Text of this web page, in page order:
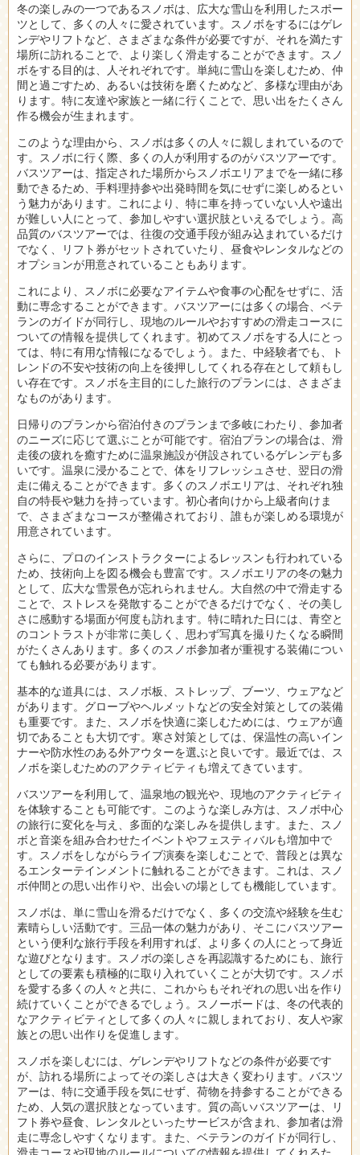
冬の楽しみの一つであるスノボは、広大な雪山を利用したスポー
ツとして、多くの人々に愛されています。 スノボをするにはゲレ
ンデやリフトなど、さまざまな条件が必要ですが、それを満たす
場所に訪れることで、より楽しく滑走することができます。スノ
ボをする目的は、人それぞれです。単純に雪山を楽しむため、仲
間と過ごすため、あるいは技術を磨くためなど、多様な理由があ
ります。特に友達や家族と一緒に行くことで、思い出をたくさん
作る機会が生まれます。
このような理由から、スノボは多くの人々に親しまれているので
す。スノボに行く際、多くの人が利用するのがバスツアーです。
バスツアーは、指定された場所からスノボエリアまでを一緒に移
動できるため、手料理持参や出発時間を気にせずに楽しめるとい
う魅力があります。これにより、特に車を持っていない人や遠出
が難しい人にとって、参加しやすい選択肢といえるでしょう。高
品質のバスツアーでは、往復の交通手段が組み込まれているだけ
でなく、リフト券がセットされていたり、昼食やレンタルなどの
オプションが用意されていることもあります。
これにより、スノボに必要なアイテムや食事の心配をせずに、活
動に専念することができます。バスツアーには多くの場合、ベテ
ランのガイドが同行し、現地のルールやおすすめの滑走コースに
ついての情報を提供してくれます。初めてスノボをする人にとっ
ては、特に有用な情報になるでしょう。また、中経験者でも、ト
レンドの不安や技術の向上を後押ししてくれる存在として頼もし
い存在です。スノボを主目的にした旅行のプランには、さまざま
なものがあります。
日帰りのプランから宿泊付きのプランまで多岐にわたり、参加者
のニーズに応じて選ぶことが可能です。宿泊プランの場合は、滑
走後の疲れを癒すために温泉施設が併設されているゲレンデも多
いです。温泉に浸かることで、体をリフレッシュさせ、翌日の滑
走に備えることができます。多くのスノボエリアは、それぞれ独
自の特長や魅力を持っています。初心者向けから上級者向けま
で、さまざまなコースが整備されており、誰もが楽しめる環境が
用意されています。
さらに、プロのインストラクターによるレッスンも行われている
ため、技術向上を図る機会も豊富です。スノボエリアの冬の魅力
として、広大な雪景色が忘れられません。大自然の中で滑走する
ことで、ストレスを発散することができるだけでなく、その美し
さに感動する場面が何度も訪れます。特に晴れた日には、青空と
のコントラストが非常に美しく、思わず写真を撮りたくなる瞬間
がたくさんあります。多くのスノボ参加者が重視する装備につい
ても触れる必要があります。
基本的な道具には、スノボ板、ストレップ、ブーツ、ウェアなど
があります。グローブやヘルメットなどの安全対策としての装備
も重要です。また、スノボを快適に楽しむためには、ウェアが適
切であることも大切です。寒さ対策としては、保温性の高いイン
ナーや防水性のある外アウターを選ぶと良いです。最近では、ス
ノボを楽しむためのアクティビティも増えてきています。
バスツアーを利用して、温泉地の観光や、現地のアクティビティ
を体験することも可能です。このような楽しみ方は、スノボ中心
の旅行に変化を与え、多面的な楽しみを提供します。また、スノ
ボと音楽を組み合わせたイベントやフェスティバルも増加中で
す。スノボをしながらライブ演奏を楽しむことで、普段とは異な
るエンターテインメントに触れることができます。これは、スノ
ボ仲間との思い出作りや、出会いの場としても機能しています。
スノボは、単に雪山を滑るだけでなく、多くの交流や経験を生む
素晴らしい活動です。三品一体の魅力があり、そこにバスツアー
という便利な旅行手段を利用すれば、より多くの人にとって身近
な遊びとなります。スノボの楽しさを再認識するためにも、旅行
としての要素も積極的に取り入れていくことが大切です。スノボ
を愛する多くの人々と共に、これからもそれぞれの思い出を作り
続けていくことができるでしょう。スノーボードは、冬の代表的
なアクティビティとして多くの人々に親しまれており、友人や家
族との思い出作りを促進します。
スノボを楽しむには、ゲレンデやリフトなどの条件が必要です
が、訪れる場所によってその楽しさは大きく変わります。バスツ
アーは、特に交通手段を気にせず、荷物を持参することができる
ため、人気の選択肢となっています。質の高いバスツアーは、リ
フト券や昼食、レンタルといったサービスが含まれ、参加者は滑
走に専念しやすくなります。また、ベテランのガイドが同行し、